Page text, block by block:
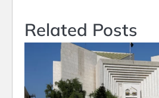
Related Posts